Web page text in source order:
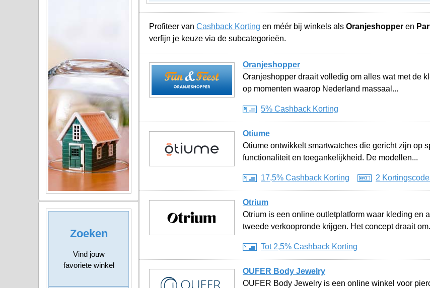
Zoeken
Vind jouw
favoriete winkel
Profiteer van Cashback Korting en méér bij winkels als Oranjeshopper en
verfijn je keuze via de subcategorieën.
Oranjeshopper
Oranjeshopper draait volledig om alles wat met de
op momenten waarop Nederland massaal...
5% Cashback Korting
Otiume
Otiume ontwikkelt smartwatches die gericht zijn op
functionaliteit en toegankelijkheid. De modellen...
17,5% Cashback Korting 2
Otrium
Otrium is een online outletplatform waar kleding en
tweede verkoopronde krijgen. Het concept draait
Tot 2,5% Cashback Korting
OUFER Body Jewelry
OUFER Body Jewelry is een online winkel voor